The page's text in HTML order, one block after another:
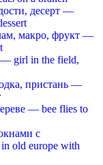
десерт —
макро, фрукт —
— girl in the field,
пристань —
— bee flies to
с
old europe with